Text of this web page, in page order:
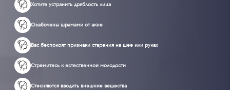
Хотите устранить дряблость лица
Озабочены шрамами от акне
Вас беспокоят признаки старения на шее или руках
Стремитесь к естественной молодости
Стесняются вводить внешние вещества